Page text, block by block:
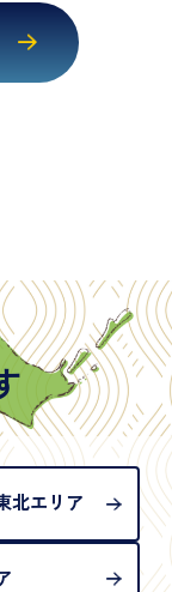
名、住所、生
パスポートに
存在しないた
書類として認
）。補助書類
北エリア